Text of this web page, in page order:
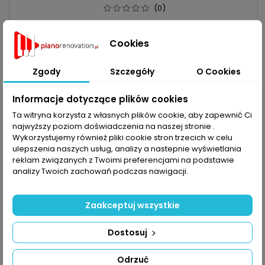
(0)
Cena
1,14 zł
Dodaj do koszyka
Obecnie brak na stanie
Obecnie brak na stanie
favorite_border
Cookies
Zgody Szczegóły O Cookies
Informacje dotyczące plików cookies
Ta witryna korzysta z własnych plików cookie, aby zapewnić Ci
najwyższy poziom doświadczenia na naszej stronie .
Wykorzystujemy również pliki cookie stron trzecich w celu
ulepszenia naszych usług, analizy a nastepnie wyświetlania
reklam związanych z Twoimi preferencjami na podstawie
analizy Twoich zachowań podczas nawigacji.
Odrzuć
Dostosuj
Zaakceptuj wszystkie